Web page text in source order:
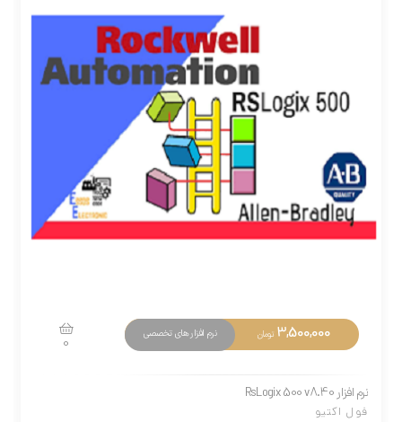
3,500,000 تومان نرم افزار های تخصصی
0
نرم افزار RsLogix 500 v8.40
فول اکتیو